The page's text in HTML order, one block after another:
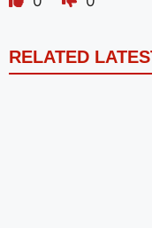
RELATED